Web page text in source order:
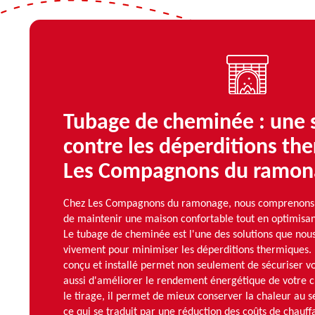
Tubage de cheminée : une
contre les déperditions
Les Compagnons du
Chez Les Compagnons du ramonage, nous
de maintenir une maison confortable tout en
Le tubage de cheminée est l'une des solutions que
vivement pour minimiser les déperditions thermiques.
conçu et installé permet non seulement de sécuriser
aussi d'améliorer le rendement énergétique de votre
le tirage, il permet de mieux conserver la chaleur au
ce qui se traduit par une réduction des coûts de